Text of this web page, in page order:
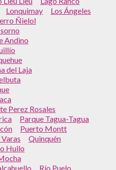
Lonquimay
Los Ángeles
Ñielol
Andino
del Laja
Perez Rosales
Parque Tagua-Tagua
Puerto Montt
Quinquén
Huilo
Río Puelo